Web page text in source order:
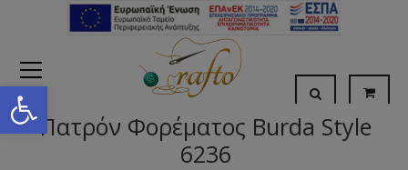
Open toolbar
Πατρόν Φορέματος Burda Style
6236